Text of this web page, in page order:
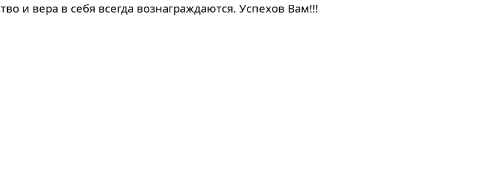
и вера в себя всегда вознаграждаются. Успехов Вам!!!